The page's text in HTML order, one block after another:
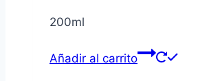
200ml
Añadir al carrito